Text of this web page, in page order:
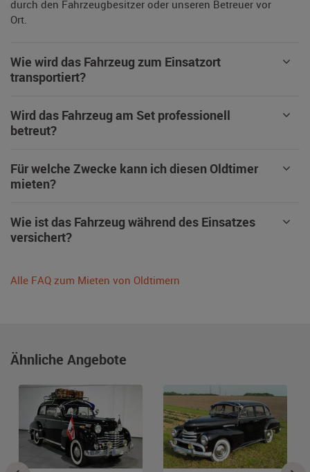
durch den Fahrzeugbesitzer oder unseren Betreuer vor
Ort.
Wie wird das Fahrzeug zum Einsatzort
transportiert?
Wird das Fahrzeug am Set professionell
betreut?
Für welche Zwecke kann ich diesen Oldtimer
mieten?
Wie ist das Fahrzeug während des Einsatzes
versichert?
Alle FAQ zum Mieten von Oldtimern
Ähnliche Angebote